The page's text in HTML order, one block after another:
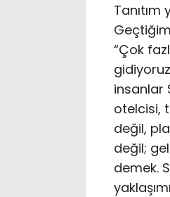
“Çok
insanlar
otelcisi,
değil,
değil;
demek.